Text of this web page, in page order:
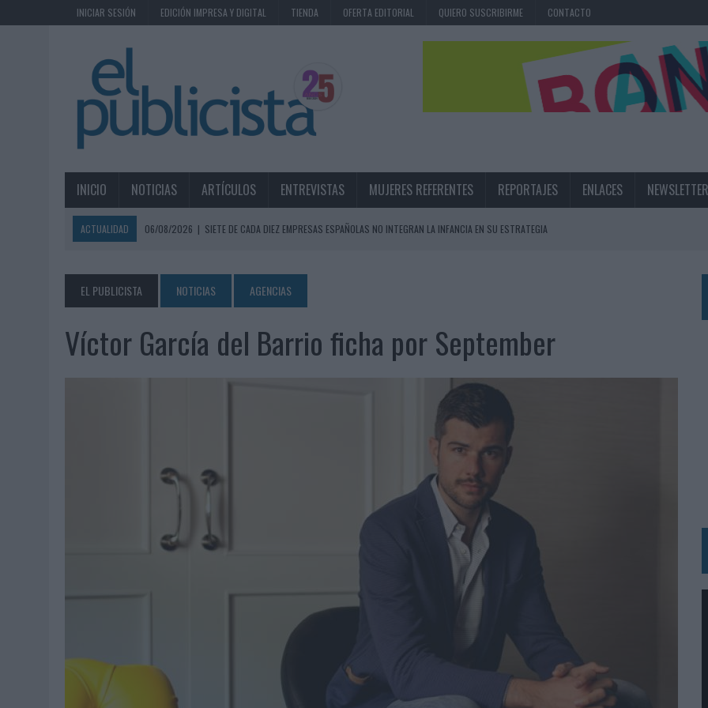
INICIAR SESIÓN EDICIÓN IMPRESA Y DIGITAL TIENDA OFERTA EDITORIAL QUIERO SUSCRIBIRME CONTACTO
INICIO NOTICIAS ARTÍCULOS ENTREVISTAS MUJERES REFERENTES REPORTAJES ENLACES NEWSLETTER
ACTUALIDAD 06/08/2026 | SIETE DE CADA DIEZ EMPRESAS ESPAÑOLAS NO INTEGRAN LA INFANCIA EN SU ESTRATEGIA
06/08/2026 | EL USO DE LA IA GENERATIVA ALCANZA YA AL 62% DE LOS ESPAÑOLES
06/08/2026
SYSTEM1 NOMBRA A KIMBERLY BASTONI COMO NUEVA DIRECTORA COMERCIAL GLOBAL
06/08/2026
FRIGO Y UNIQLO LANZAN UNA COLECCIÓN PERSONALIZABLE INSPIRADA EN CORNETTO, CALIPPO Y SOLERO
LA IA ESTÁ SUBIENDO EL LISTÓN DE LA CREATIVIDAD
BEON WORLDWIDE LANZA RAÍZ URBANA PARA TRANSFORMAR EL PATRIMONIO HISTÓRICO EN ACTIVOS CULTURALES Y ECONÓMICOS
FABRA COMUNICACIÓN INCORPORA A CASONÁ Y ASUME LA GESTIÓN DE SUS RELACIONES CON LOS MEDIOS
LOPESAN HOTELS & RESORTS ACERCA EL PARAÍSO CANARIO EN SU ÚLTIMA CAMPAÑA INTERNACIONAL
LUIS ARQUILLOS (BURGO DE ARIAS): “LA CONSTRUCCIÓN DE MARCA A LARGO PLAZO Y LA MEDICIÓN SON DOS CARAS DE LA MISMA
‘EL PARAÍSO MÁS CERCA’, DE 22GRADOS PARA LOPESAN HOTELS & RESORTS
‘LA ÚNICA CERVEZA DEL MUNDO QUE SE DISFRUTA DOS VECES’, DE INUSUALY PARA CERVEZA CAPAZ
‘EL FÚTBOL SIN LAS PERSONAS’, DE DENTSU CREATIVE PARA ORANGE
CAPAZ, LA CERVEZA QUE CONVIERTE CADA BOTELLA EN UNA OPORTUNIDAD DE INCLUSIÓN
BABARIA Y MAXIBON SON ‘EL MATCH PERFECTO DEL VERANO’
04/08/2026
AUDIBLE REIVINDICA EL PODER TRANSFORMADOR DEL AUDIO EN SU NUEVA CAMPAÑA GLOBAL DE MARCA
03/08/2026
‘VUELVE EL FÚTBOL. VUELVE A SOÑAR’, DE VML PARA MOVISTAR
EL PUBLICISTA NOTICIAS AGENCIAS
Víctor García del Barrio ficha por September